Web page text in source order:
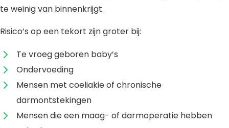
te weinig van binnenkrijgt.
Risico’s op een tekort zijn groter bij:
Te vroeg geboren baby’s
Ondervoeding
Mensen met coeliakie of chronische
darmontstekingen
Mensen die een maag- of darmoperatie hebben